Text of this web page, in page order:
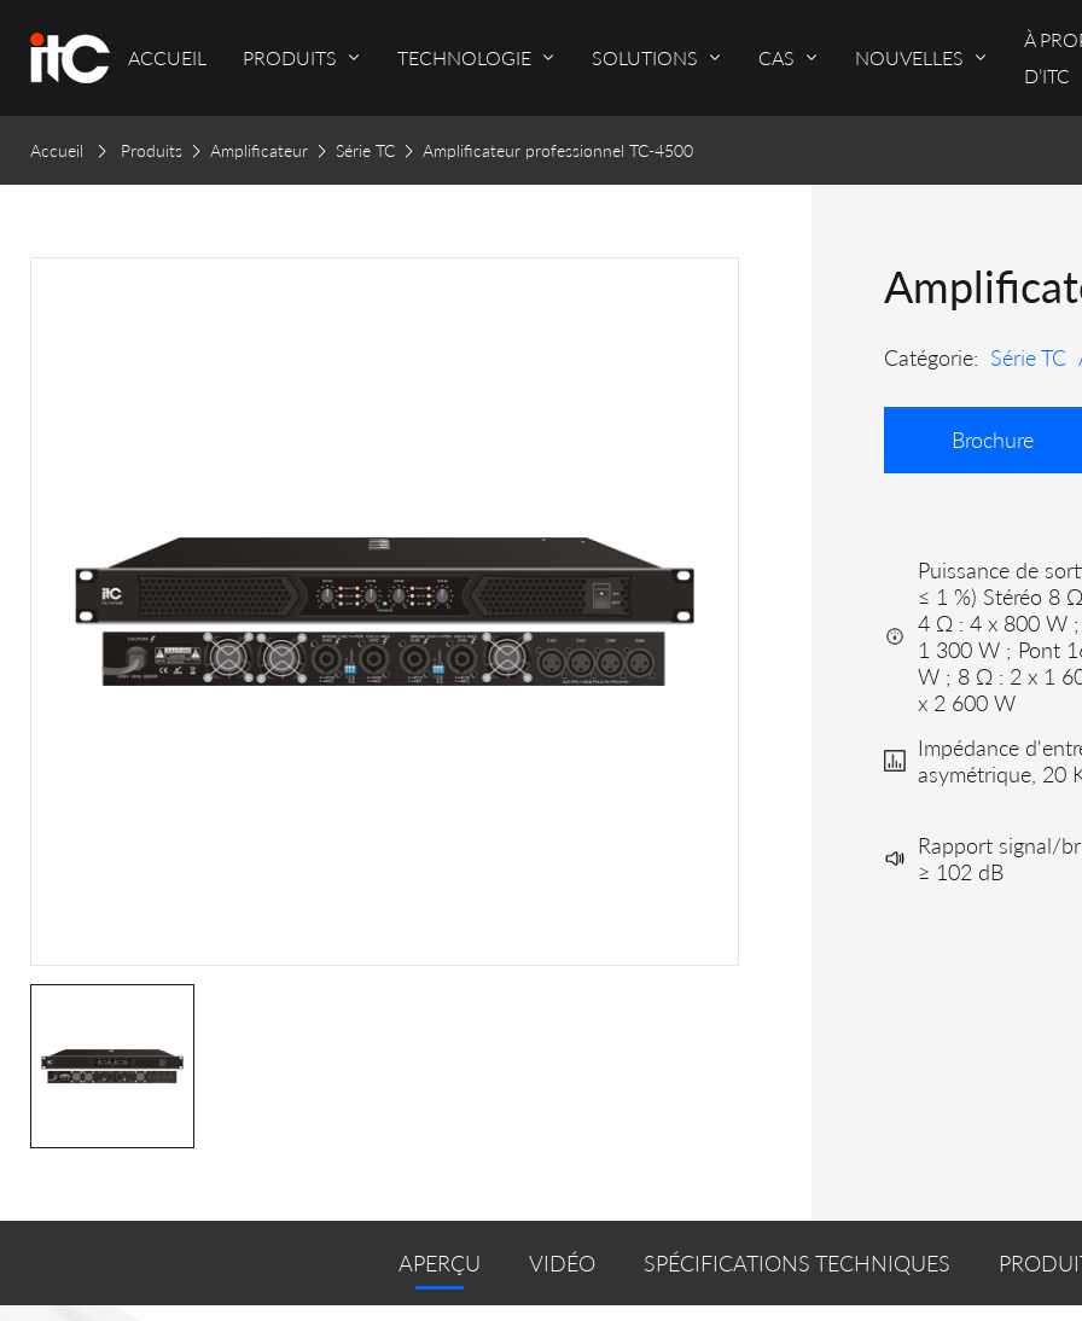
ACCUEIL PRODUITS TECHNOLOGIE SOLUTIONS CAS NOUVELLES
À
D’ITC
Accueil Produits Amplificateur Série TC Amplificateur professionnel TC-4500
Catégorie: Série TC
Brochure
Puissance de
≤ 1 %) Stéréo 8
4 Ω : 4 x 800 W
1 300 W ; Pont
W ; 8 Ω : 2 x 1
x 2 600 W
Impédance
asymétrique, 20
Rapport signal/
≥ 102 dB
APERÇU VIDÉO SPÉCIFICATIONS TECHNIQUES